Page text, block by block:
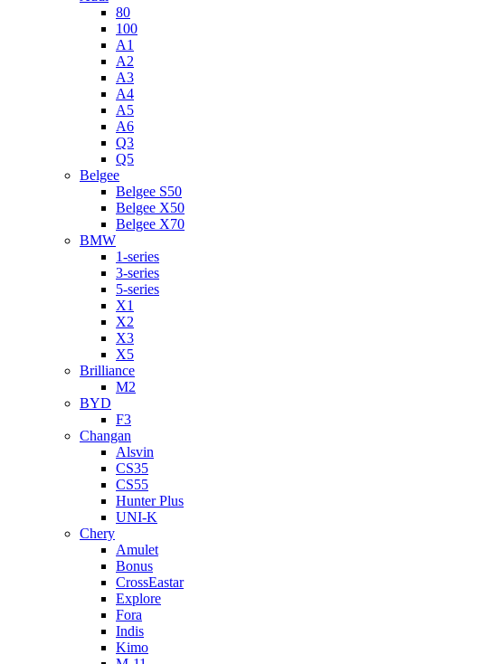
80
100
A1
A2
A3
A4
A5
A6
Q3
Q5
Belgee
Belgee S50
Belgee X50
Belgee X70
BMW
1-series
3-series
5-series
X1
X2
X3
X5
Brilliance
M2
BYD
F3
Changan
Alsvin
CS35
CS55
Hunter Plus
UNI-K
Chery
Amulet
Bonus
CrossEastar
Explore
Fora
Indis
Kimo